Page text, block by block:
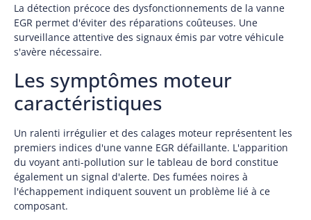
La détection précoce des dysfonctionnements de la vanne
EGR permet d'éviter des réparations coûteuses. Une
surveillance attentive des signaux émis par votre véhicule
s'avère nécessaire.
Les symptômes moteur
caractéristiques
Un ralenti irrégulier et des calages moteur représentent les
premiers indices d'une vanne EGR défaillante. L'apparition
du voyant anti-pollution sur le tableau de bord constitue
également un signal d'alerte. Des fumées noires à
l'échappement indiquent souvent un problème lié à ce
composant.